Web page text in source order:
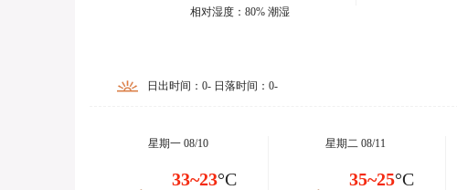
相对湿度：80% 潮湿
日出时间：0- 日落时间：0-
星期一 08/10
33~23°C
星期二 08/11
35~25°C